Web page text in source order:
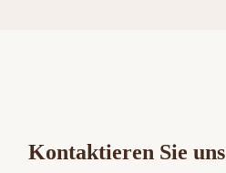
Kontaktieren Sie uns